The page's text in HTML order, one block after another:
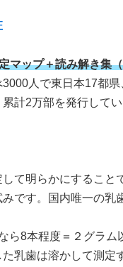
ップ＋読み解き集
人で東日本17都
計2万部を発行してい
て明らかにすること
です。国内唯一の乳
8本程度＝２グラム
乳歯は溶かして測定